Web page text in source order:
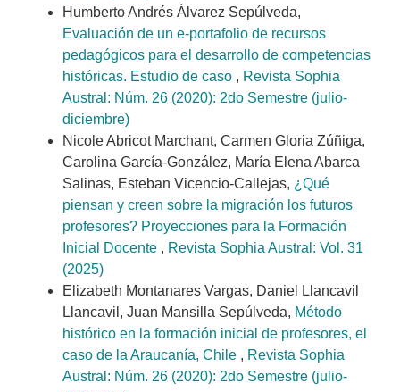
Humberto Andrés Álvarez Sepúlveda,
Evaluación de un e-portafolio de recursos
pedagógicos para el desarrollo de competencias
históricas. Estudio de caso , Revista Sophia
Austral: Núm. 26 (2020): 2do Semestre (julio-
diciembre)
Nicole Abricot Marchant, Carmen Gloria Zúñiga,
Carolina García-González, María Elena Abarca
Salinas, Esteban Vicencio-Callejas, ¿Qué
piensan y creen sobre la migración los futuros
profesores? Proyecciones para la Formación
Inicial Docente , Revista Sophia Austral: Vol. 31
(2025)
Elizabeth Montanares Vargas, Daniel Llancavil
Llancavil, Juan Mansilla Sepúlveda, Método
histórico en la formación inicial de profesores, el
caso de la Araucanía, Chile , Revista Sophia
Austral: Núm. 26 (2020): 2do Semestre (julio-